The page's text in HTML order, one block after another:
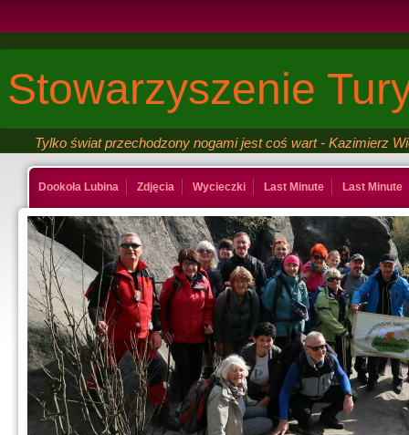
Dookoła Lubina Zdjęcia Wycieczki Last Minute Last Minute
Kontakt Ksiega gosci Last Minute Last Minute
Stowarzyszenie
Tylko świat przechodzony nogami jest coś wart - Kazimierz